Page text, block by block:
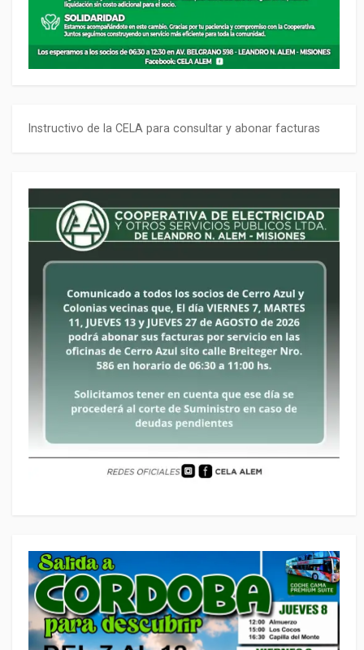
Instructivo de la CELA para consultar y abonar facturas